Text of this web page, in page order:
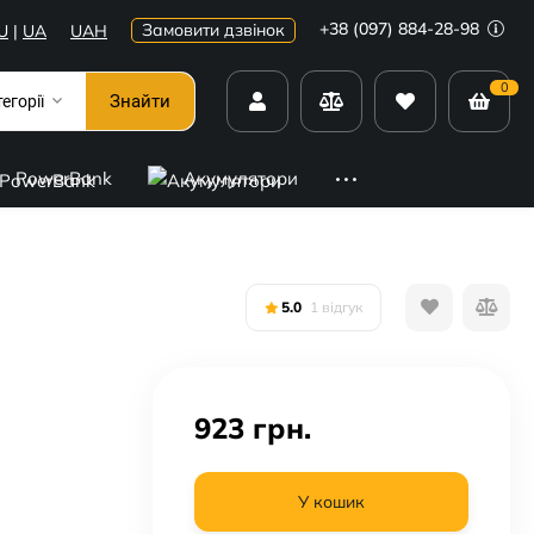
| UA UAH Замовити дзвінок +38 (097) 884-28-98
Знайти
0
PowerBank Акумулятори
5.0 1 відгук
923 грн.
У кошик